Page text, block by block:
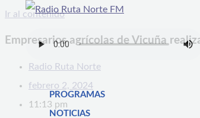
Ir al contenido
PROGRAMAS
NOTICIAS
Empresarios agrícolas de Vicuña
Radio Ruta Norte
febrero 2, 2024
11:13 pm